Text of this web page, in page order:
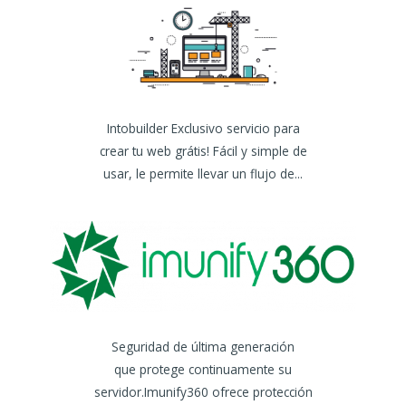
Intobuilder Exclusivo servicio para
crear tu web grátis! Fácil y simple de
usar, le permite llevar un flujo de...
Seguridad de última generación
que protege continuamente su
servidor.Imunify360 ofrece protección